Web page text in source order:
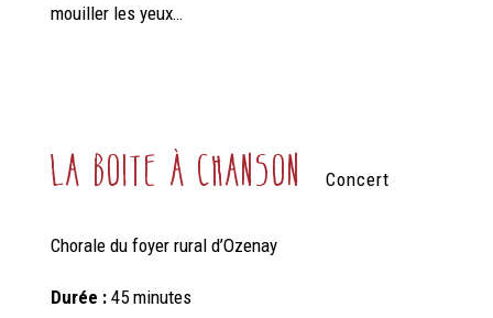
mouiller les yeux…
la boite à chanson Concert
Chorale du foyer rural d’Ozenay
Durée :45 minutes